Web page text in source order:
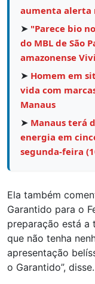
aumenta alerta
➤ "Parece bio
do MBL de São
amazonense
➤ Homem em
vida com
Manaus
➤ Manaus terá
energia em
segunda-feira
Ela também
Garantido para o
preparação está a
que não tenha
apresentação
o Garantido”, disse.